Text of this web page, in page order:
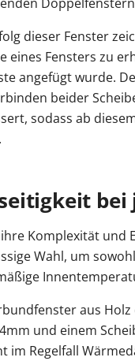
dieser Fenster
eines Fensters zu
angefügt wurde.
beider
sodass ab
bei
Komplexität und
Wahl, um
aus
und einem
im Regelfall